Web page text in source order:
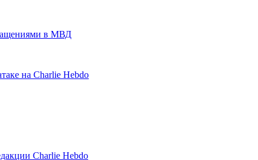
в МВД
на Charlie Hebdo
Charlie Hebdo